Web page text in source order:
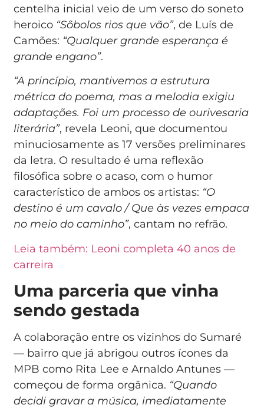
centelha inicial veio de um verso do soneto
heroico “Sôbolos rios que vão”, de Luís de
Camões: “Qualquer grande esperança é
grande engano”.
“A princípio, mantivemos a estrutura
métrica do poema, mas a melodia exigiu
adaptações. Foi um processo de ourivesaria
literária”, revela Leoni, que documentou
minuciosamente as 17 versões preliminares
da letra. O resultado é uma reflexão
filosófica sobre o acaso, com o humor
característico de ambos os artistas: “O
destino é um cavalo / Que às vezes empaca
no meio do caminho”, cantam no refrão.
Leia também: Leoni completa 40 anos de
carreira
Uma parceria que vinha
sendo gestada
A colaboração entre os vizinhos do Sumaré
— bairro que já abrigou outros ícones da
MPB como Rita Lee e Arnaldo Antunes —
começou de forma orgânica. “Quando
decidi gravar a música, imediatamente